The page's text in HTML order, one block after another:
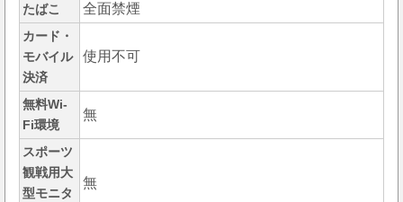
たばこ 全面禁煙
カード・
モバイル
決済
使用不可
無料Wi-
Fi環境
無
スポーツ
観戦用大
型モニタ
無